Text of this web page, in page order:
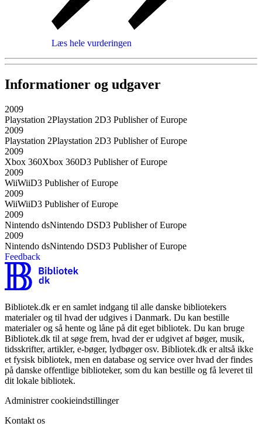
Læs hele vurderingen
Informationer og udgaver
2009
Playstation 2Playstation 2D3 Publisher of Europe
2009
Playstation 2Playstation 2D3 Publisher of Europe
2009
Xbox 360Xbox 360D3 Publisher of Europe
2009
WiiWiiD3 Publisher of Europe
2009
WiiWiiD3 Publisher of Europe
2009
Nintendo dsNintendo DSD3 Publisher of Europe
2009
Nintendo dsNintendo DSD3 Publisher of Europe
Feedback
Bibliotek.dk er en samlet indgang til alle danske bibliotekers
materialer og til hvad der udgives i Danmark. Du kan bestille
materialer og så hente og låne på dit eget bibliotek. Du kan bruge
Bibliotek.dk til at søge frem, hvad der er udgivet af bøger, musik,
tidsskrifter, artikler, e-bøger, lydbøger osv. Bibliotek.dk er altså ikke
et fysisk bibliotek, men en database og service over hvad der findes
på danske offentlige biblioteker, som du kan bestille og få leveret til
dit lokale bibliotek.
Administrer cookieindstillinger
Kontakt os